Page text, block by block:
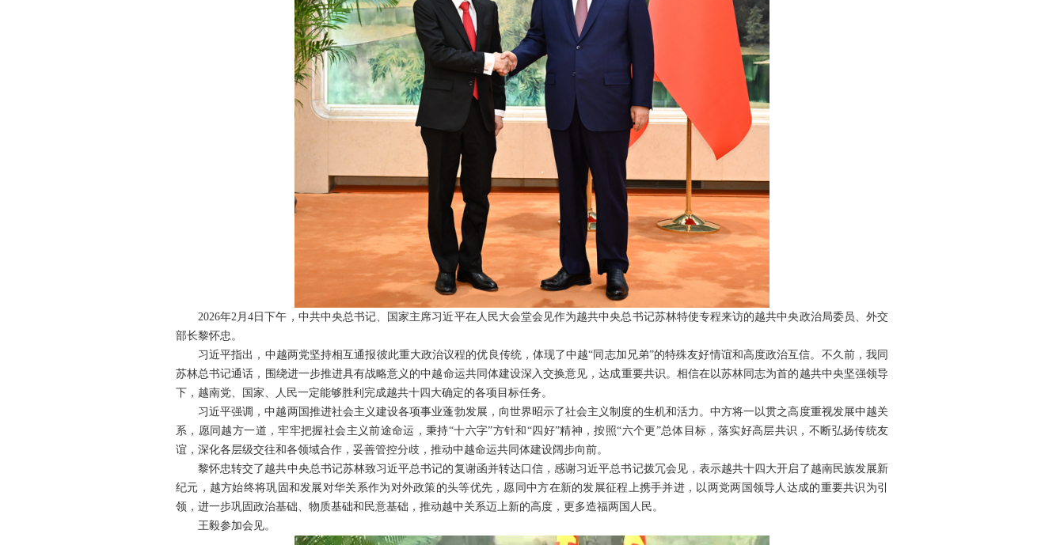
2026年2月4日下午，中共中央总书记、国家主席习近平在人民大会堂会见作为越共中央总书记苏林特使专程来访的越共中央政治局委员、外交
部长黎怀忠。
习近平指出，中越两党坚持相互通报彼此重大政治议程的优良传统，体现了中越“同志加兄弟”的特殊友好情谊和高度政治互信。不久前，我同
苏林总书记通话，围绕进一步推进具有战略意义的中越命运共同体建设深入交换意见，达成重要共识。相信在以苏林同志为首的越共中央坚强领导
下，越南党、国家、人民一定能够胜利完成越共十四大确定的各项目标任务。
习近平强调，中越两国推进社会主义建设各项事业蓬勃发展，向世界昭示了社会主义制度的生机和活力。中方将一以贯之高度重视发展中越关
系，愿同越方一道，牢牢把握社会主义前途命运，秉持“十六字”方针和“四好”精神，按照“六个更”总体目标，落实好高层共识，不断弘扬传统友
谊，深化各层级交往和各领域合作，妥善管控分歧，推动中越命运共同体建设阔步向前。
黎怀忠转交了越共中央总书记苏林致习近平总书记的复谢函并转达口信，感谢习近平总书记拨冗会见，表示越共十四大开启了越南民族发展新
纪元，越方始终将巩固和发展对华关系作为对外政策的头等优先，愿同中方在新的发展征程上携手并进，以两党两国领导人达成的重要共识为引
领，进一步巩固政治基础、物质基础和民意基础，推动越中关系迈上新的高度，更多造福两国人民。
王毅参加会见。